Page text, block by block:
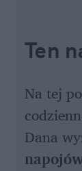
Ten
Na tej
Dana